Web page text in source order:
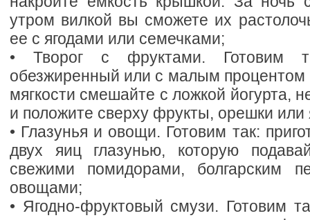
утром вилкой вы сможете их
ее с ягодами или семечками;
• Творог с фруктами. Готовим
обезжиренный или с малым процентом
мягкости смешайте с ложкой йогурта,
и положите сверху фрукты, орешки или
• Глазунья и овощи. Готовим так:
двух яиц глазунью, которую
свежими помидорами, болгарским
овощами;
• Ягодно-фруктовый смузи. Готовим